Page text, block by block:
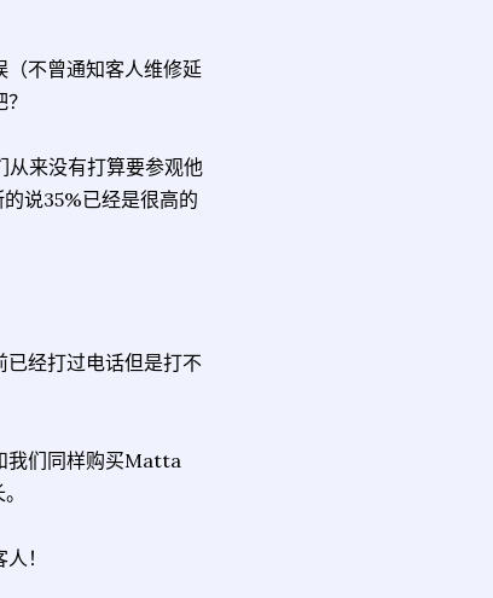
（不曾通知客人维修延
从来没有打算要参观他
说35%已经是很高的
已经打过电话但是打不
我们同样购买Matta
！